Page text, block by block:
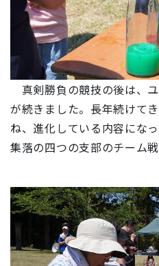
真剣勝負の競技の後は、
が続きました。長年続けて
ね、進化している内容にな
集落の四つの支部のチーム戦